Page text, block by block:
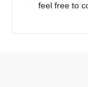
feel free to